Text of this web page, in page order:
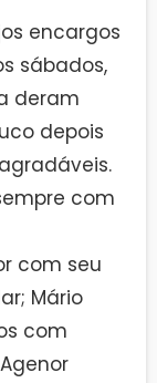
encargos
sábados,
deram
depois
com
com seu
Mário
com